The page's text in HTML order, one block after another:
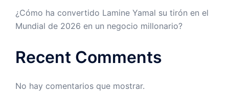
¿Cómo ha convertido Lamine Yamal su tirón en el
Mundial de 2026 en un negocio millonario?
Recent Comments
No hay comentarios que mostrar.